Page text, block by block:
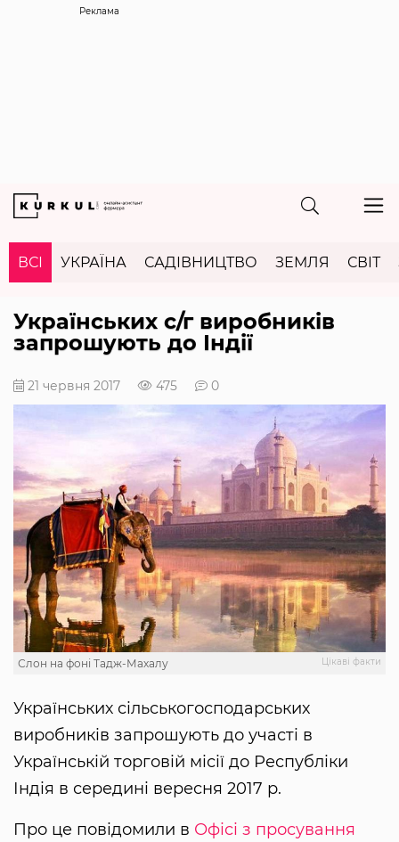
Реклама
ВСІ УКРАЇНА САДІВНИЦТВО ЗЕМЛЯ СВІТ
Українських с/г виробників
запрошують до Індії
21 червня 2017 475 0
Цікаві факти
Слон на фоні Тадж-Махалу
Українських сільськогосподарських
виробників запрошують до участі в
Українській торговій місії до Республіки
Індія в середині вересня 2017 р.
Про це повідомили в Офісі з просування